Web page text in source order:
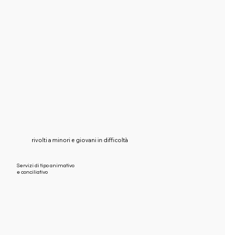
rivolti a minori e giovani in difficoltà
Servizi di tipo animativo
e conciliativo